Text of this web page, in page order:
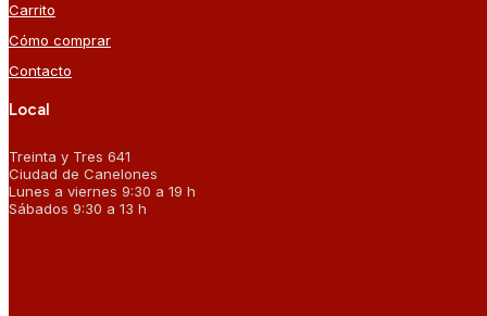
Carrito
Cómo comprar
Contacto
Local
Treinta y Tres 641
Ciudad de Canelones
Lunes a viernes 9:30 a 19 h
Sábados 9:30 a 13 h